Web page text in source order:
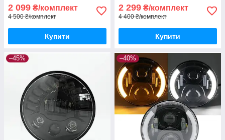
2 099 ₴/комплект
4 500 ₴/комплект
Купити
2 299 ₴/комплект
4 400 ₴/комплект
Купити
–45% –40%